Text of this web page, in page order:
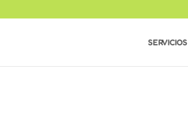
SERVICIOS